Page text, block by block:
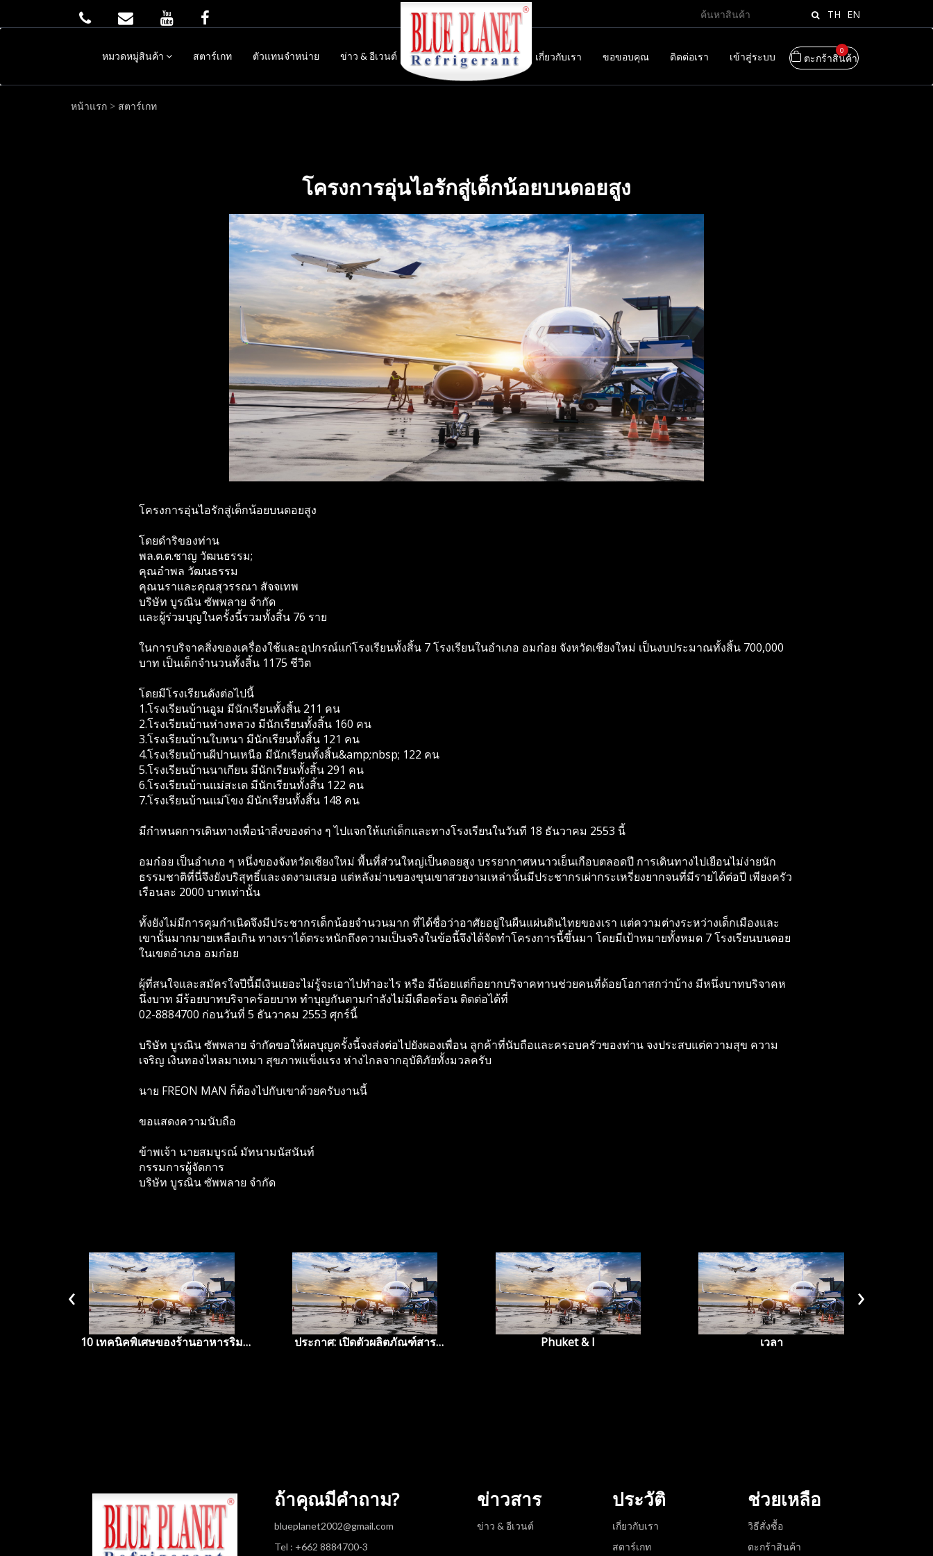
TH EN
หมวดหมู่สินค้า สตาร์เกท ตัวแทนจำหน่าย ข่าว & อีเวนต์ เกี่ยวกับเรา ขอขอบคุณ ติดต่อเรา เข้าสู่ระบบ ตะกร้าสินค้า
0
หน้าแรก > สตาร์เกท
โครงการอุ่นไอรักสู่เด็กน้อยบนดอยสูง
โครงการอุ่นไอรักสู่เด็กน้อยบนดอยสูง
โดยดำริของท่าน
พล.ต.ต.ชาญ วัฒนธรรม;
คุณอำพล วัฒนธรรม
คุณนราและคุณสุวรรณา สัจจเทพ
บริษัท บูรณิน ซัพพลาย จำกัด
และผู้ร่วมบุญในครั้งนี้รวมทั้งสิ้น 76 ราย
ในการบริจาคสิ่งของเครื่องใช้และอุปกรณ์แก่โรงเรียนทั้งสิ้น 7 โรงเรียนในอำเภอ อมก๋อย จังหวัดเชียงใหม่ เป็นงบประมาณทั้งสิ้น 700,000
บาท เป็นเด็กจำนวนทั้งสิ้น 1175 ชีวิต
โดยมีโรงเรียนดังต่อไปนี้
1.โรงเรียนบ้านอูม มีนักเรียนทั้งสิ้น 211 คน
2.โรงเรียนบ้านห่างหลวง มีนักเรียนทั้งสิ้น 160 คน
3.โรงเรียนบ้านใบหนา มีนักเรียนทั้งสิ้น 121 คน
4.โรงเรียนบ้านผีปานเหนือ มีนักเรียนทั้งสิ้น&amp;nbsp; 122 คน
5.โรงเรียนบ้านนาเกียน มีนักเรียนทั้งสิ้น 291 คน
6.โรงเรียนบ้านแม่สะเต มีนักเรียนทั้งสิ้น 122 คน
7.โรงเรียนบ้านแม่โขง มีนักเรียนทั้งสิ้น 148 คน
มีกำหนดการเดินทางเพื่อนำสิ่งของต่าง ๆ ไปแจกให้แก่เด็กและทางโรงเรียนในวันที 18 ธันวาคม 2553 นี้
อมก๋อย เป็นอำเภอ ๆ หนึ่งของจังหวัดเชียงใหม่ พื้นที่ส่วนใหญ่เป็นดอยสูง บรรยากาศหนาวเย็นเกือบตลอดปี การเดินทางไปเยือนไม่ง่ายนัก
ธรรมชาติที่นี่จึงยังบริสุทธิ์และงดงามเสมอ แต่หลังม่านของขุนเขาสวยงามเหล่านั้นมีประชากรเผ่ากระเหรี่ยงยากจนที่มีรายได้ต่อปี เพียงครัว
เรือนละ 2000 บาทเท่านั้น
ทั้งยังไม่มีการคุมกำเนิดจึงมีประชากรเด็กน้อยจำนวนมาก ที่ได้ชื่อว่าอาศัยอยู่ในผืนแผ่นดินไทยของเรา แต่ความต่างระหว่างเด็กเมืองและ
เขานั้นมากมายเหลือเกิน ทางเราได้ตระหนักถึงความเป็นจริงในข้อนี้จึงได้จัดทำโครงการนี้ขึ้นมา โดยมีเป้าหมายทั้งหมด 7 โรงเรียนบนดอย
ในเขตอำเภอ อมก๋อย
ผุ้ที่สนใจและสมัครใจปีนี้มีเงินเยอะไม่รู้จะเอาไปทำอะไร หรือ มีน้อยแต่ก็อยากบริจาคทานช่วยคนที่ด้อยโอกาสกว่าบ้าง มีหนึ่งบาทบริจาคห
นึ่งบาท มีร้อยบาทบริจาคร้อยบาท ทำบุญกันตามกำลังไม่มีเดือดร้อน ติดต่อได้ที่
02-8884700 ก่อนวันที่ 5 ธันวาคม 2553 ศุกร์นี้
บริษัท บูรณิน ซัพพลาย จำกัดขอให้ผลบุญครั้งนี้จงส่งต่อไปยังผองเพื่อน ลูกค้าที่นับถือและครอบครัวของท่าน จงประสบแต่ความสุข ความ
เจริญ เงินทองไหลมาเทมา สุขภาพแข็งแรง ห่างไกลจากอุบัติภัยทั้งมวลครับ
นาย FREON MAN ก็ต้องไปกับเขาด้วยครับงานนี้
ขอแสดงความนับถือ
ข้าพเจ้า นายสมบูรณ์ มัทนามนัสนันท์
กรรมการผู้จัดการ
บริษัท บูรณิน ซัพพลาย จำกัด
10 เทคนิคพิเศษของร้านอาหารริม
ประกาศ: เปิดตัวผลิตภัณฑ์สาร
Phuket & I เวลา
‹ ›
ถ้าคุณมีคำถาม?
blueplanet2002@gmail.com
Tel : +662 8884700-3
ข่าวสาร
ข่าว & อีเวนต์
ประวัติ
เกี่ยวกับเรา
สตาร์เกท
ช่วยเหลือ
วิธีสั่งซื้อ
ตะกร้าสินค้า